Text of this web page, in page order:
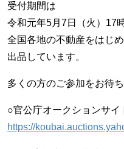
受付期間は
令和元年5月7日（火）17
全国各地の不動産をはじ
出品しています。
多くの方のご参加をお待
○官公庁オークションサイ
https://